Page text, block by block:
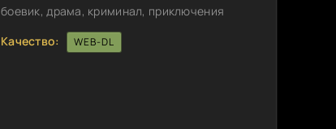
боевик, драма, криминал, приключения
Качество:
WEB-DL